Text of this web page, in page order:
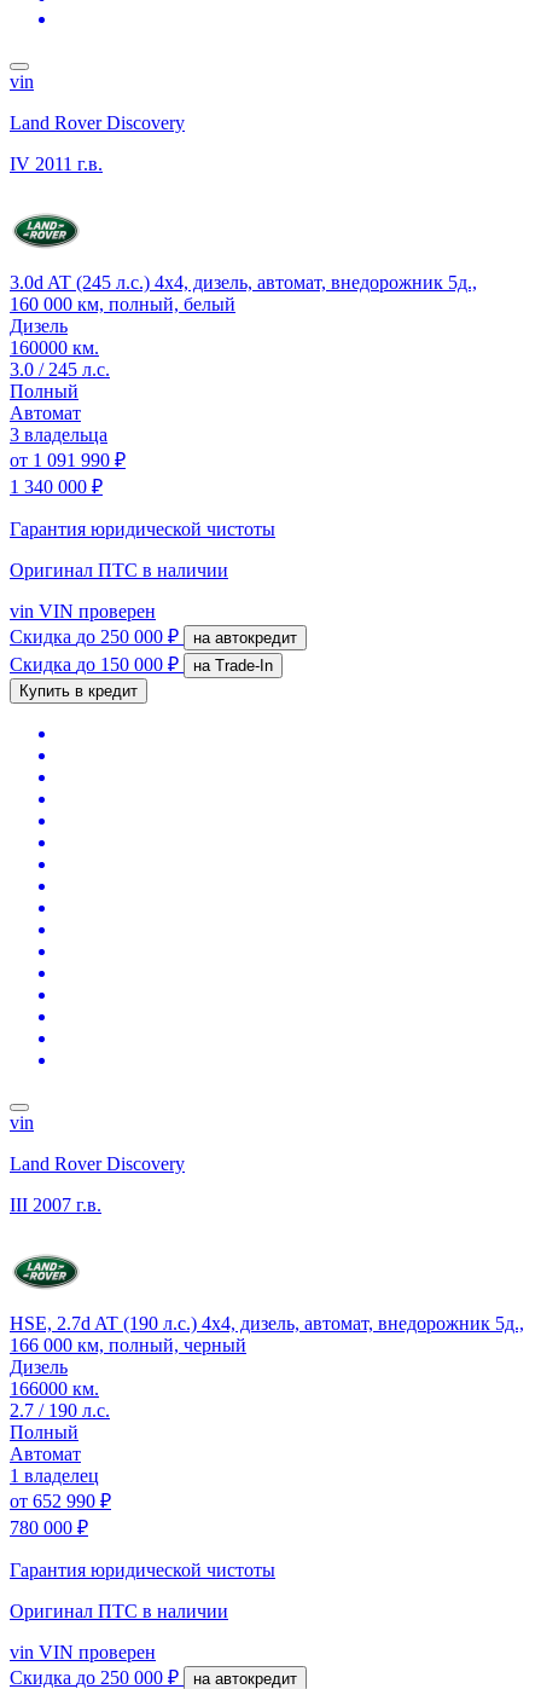
vin
Land Rover Discovery
IV 2011 г.в.
3.0d AT (245 л.с.) 4x4, дизель, автомат, внедорожник 5д.,
160 000 км, полный, белый
Дизель
160000 км.
3.0 / 245 л.с.
Полный
Автомат
3 владельца
от 1 091 990 ₽
1 340 000 ₽
Гарантия юридической чистоты
Оригинал ПТС в наличии
vin VIN проверен
Скидка до 250 000 ₽ на автокредит
Скидка до 150 000 ₽
на Trade-In
Купить в кредит
vin
Land Rover Discovery
III 2007 г.в.
HSE, 2.7d AT (190 л.с.) 4x4, дизель, автомат, внедорожник 5д.,
166 000 км, полный, черный
Дизель
166000 км.
2.7 / 190 л.с.
Полный
Автомат
1 владелец
от 652 990 ₽
780 000 ₽
Гарантия юридической чистоты
Оригинал ПТС в наличии
vin VIN проверен
Скидка до 250 000 ₽ на автокредит